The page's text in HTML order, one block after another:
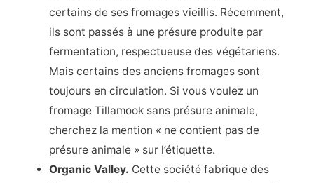
certains de ses fromages vieillis. Récemment,
ils sont passés à une présure produite par
fermentation, respectueuse des végétariens.
Mais certains des anciens fromages sont
toujours en circulation. Si vous voulez un
fromage Tillamook sans présure animale,
cherchez la mention « ne contient pas de
présure animale » sur l’étiquette.
Organic Valley. Cette société fabrique des